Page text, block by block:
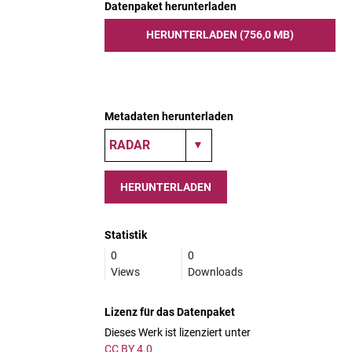
Datenpaket herunterladen
HERUNTERLADEN (756,0 MB)
Metadaten herunterladen
HERUNTERLADEN
Statistik
0
Views
0
Downloads
Lizenz für das Datenpaket
Dieses Werk ist lizenziert unter
CC BY 4.0